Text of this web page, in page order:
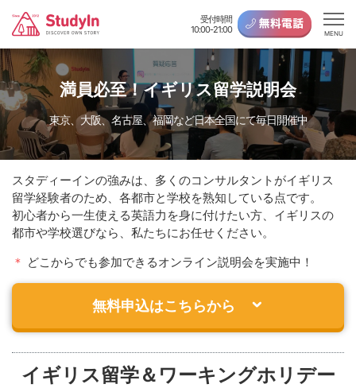
受付時間
10:00-21:00
MENU
満員必至！イギリス留学説明会
東京、大阪、名古屋、福岡など日本全国にて毎日開催中
スタディーインの強みは、多くのコンサルタントがイギリス
留学経験者のため、各都市と学校を熟知している点です。
初心者から一生使える英語力を身に付けたい方、イギリスの
都市や学校選びなら、私たちにお任せください。
＊ どこからでも参加できるオンライン説明会を実施中！
無料申込はこちらから
イギリス留学＆ワーキングホリデー